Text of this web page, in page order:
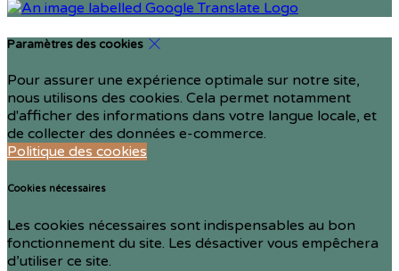
Paramètres des cookies
Pour assurer une expérience optimale sur notre site,
nous utilisons des cookies. Cela permet notamment
d'afficher des informations dans votre langue locale, et
de collecter des données e-commerce.
Politique des cookies
Cookies nécessaires
Les cookies nécessaires sont indispensables au bon
fonctionnement du site. Les désactiver vous empêchera
d’utiliser ce site.